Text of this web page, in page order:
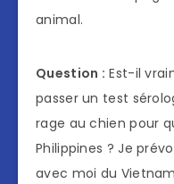
animal.
Question : Est-il
passer un test
rage au chien pour
Philippines ? Je
avec moi du